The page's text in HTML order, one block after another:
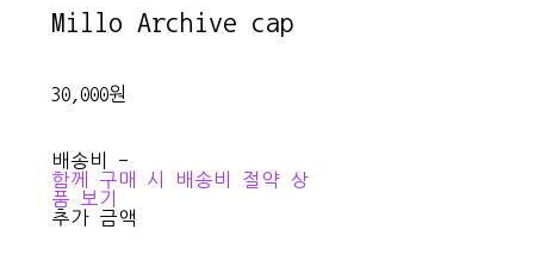
Millo Archive cap
30,000원
배송비 -
함께 구매 시 배송비 절약 상
품 보기
추가 금액